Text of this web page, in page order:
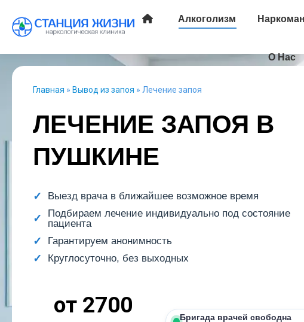
Алкоголизм
О Нас
Главная » Вывод из запоя » Лечение запоя
ЛЕЧЕНИЕ ЗАПОЯ В
ПУШКИНЕ
Выезд врача в ближайшее возможное время
Подбираем лечение индивидуально под состояние
пациента
Гарантируем анонимность
Круглосуточно, без выходных
от 2700
Бригада врачей свободна